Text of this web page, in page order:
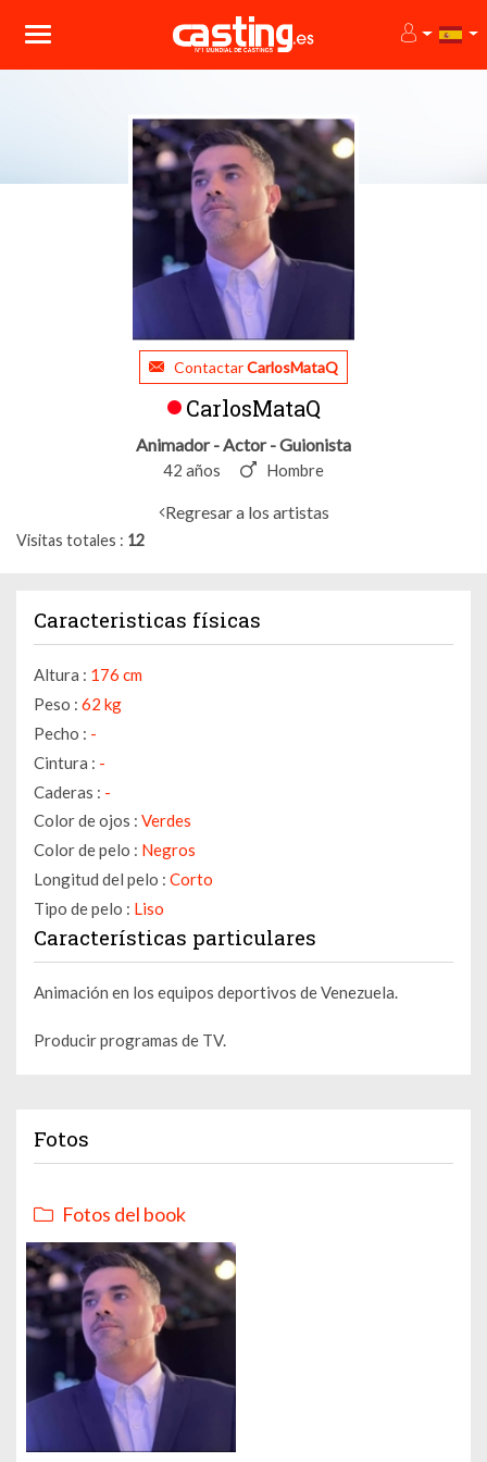
ContactarCarlosMataQ
CarlosMataQ
Animador - Actor - Guionista
42 años Hombre
Regresar a los artistas
Visitas totales 12
Caracteristicas físicas
Altura : 176 cm
Peso : 62 kg
Pecho : -
Cintura : -
Caderas : -
Color de ojos : Verdes
Color de pelo : Negros
Longitud del pelo : Corto
Tipo de pelo : Liso
Características particulares
Animación en los equipos deportivos de Venezuela.
Producir programas de TV.
Fotos
Fotos del book